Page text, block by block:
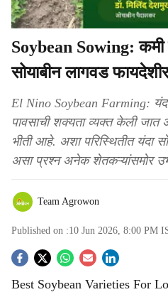
Soybean Sowing: कमी
सोयाबीन लागवड
El Nino Soybean Farming: यंदा
पावसाची शक्यता व्यक्त केली जात
भीती आहे. अशा परिस्थितीत यंदा
असा प्रश्न अनेक शेतकऱ्यांसमोर
Team Agrowon
Published on :10 Jun 2026, 8:00 PM
S
Best Soybean Varieties For